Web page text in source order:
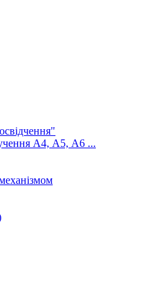
А4, А5, А6 ...